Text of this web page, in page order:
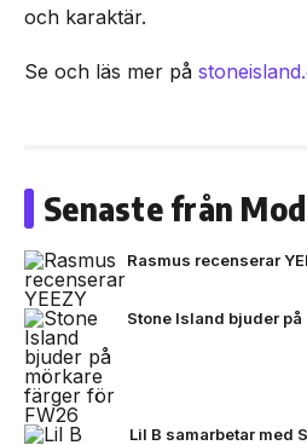
och karaktär.
Se och läs mer på
Senaste från
Rasmus recenserar
Stone Island bjuder
Lil B samarbetar med